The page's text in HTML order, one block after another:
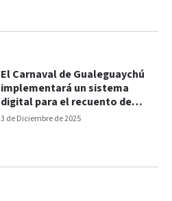
3 de Diciembre de 2025
El Carnaval de Gualeguaychú
implementará un sistema
digital para el recuento de
puntos